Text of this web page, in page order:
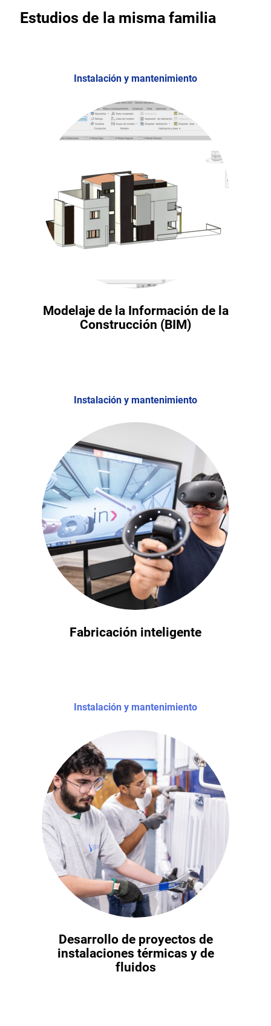
Estudios de la misma familia
Modelaje de la Información de la
Construcción (BIM)
Instalación y mantenimiento
Fabricación inteligente
Instalación y mantenimiento
Desarrollo de proyectos de
instalaciones térmicas y de
fluidos
Instalación y mantenimiento